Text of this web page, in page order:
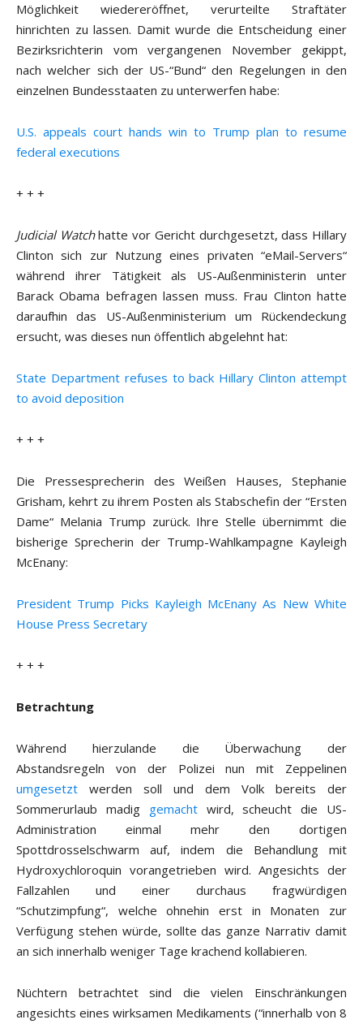
Möglichkeit wiedereröffnet, verurteilte Straftäter
hinrichten zu lassen. Damit wurde die Entscheidung einer
Bezirksrichterin vom vergangenen November gekippt,
nach welcher sich der US-“Bund“ den Regelungen in den
einzelnen Bundesstaaten zu unterwerfen habe:
U.S. appeals court hands win to Trump plan to resume
federal executions
+ + +
Judicial Watchhatte vor Gericht durchgesetzt, dass Hillary
Clinton sich zur Nutzung eines privaten “eMail-Servers“
während ihrer Tätigkeit als US-Außenministerin unter
Barack Obama befragen lassen muss. Frau Clinton hatte
daraufhin das US-Außenministerium um Rückendeckung
ersucht, was dieses nun öffentlich abgelehnt hat:
State Department refuses to back Hillary Clinton attempt
to avoid deposition
+ + +
Die Pressesprecherin des Weißen Hauses, Stephanie
Grisham, kehrt zu ihrem Posten als Stabschefin der “Ersten
Dame“ Melania Trump zurück. Ihre Stelle übernimmt die
bisherige Sprecherin der Trump-Wahlkampagne Kayleigh
McEnany:
President Trump Picks Kayleigh McEnany As New White
House Press Secretary
+ + +
Betrachtung
Während hierzulande die Überwachung der
Abstandsregeln von der Polizei nun mit Zeppelinen
umgesetzt werden soll und dem Volk bereits der
Sommerurlaub madig gemachtwird, scheucht die US-
Administration einmal mehr den dortigen
Spottdrosselschwarm auf, indem die Behandlung mit
Hydroxychloroquin vorangetrieben wird. Angesichts der
Fallzahlen und einer durchaus fragwürdigen
“Schutzimpfung“, welche ohnehin erst in Monaten zur
Verfügung stehen würde, sollte das ganze Narrativ damit
an sich innerhalb weniger Tage krachend kollabieren.
Nüchtern betrachtet sind die vielen Einschränkungen
angesichts eines wirksamen Medikaments (“innerhalb von 8